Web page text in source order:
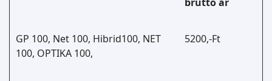
GP 100, Net 100, Hibrid100, NET
100, OPTIKA 100,
5200,-Ft